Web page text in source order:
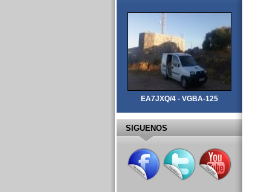
EA7JXQ/4 - VGBA-125
SIGUENOS